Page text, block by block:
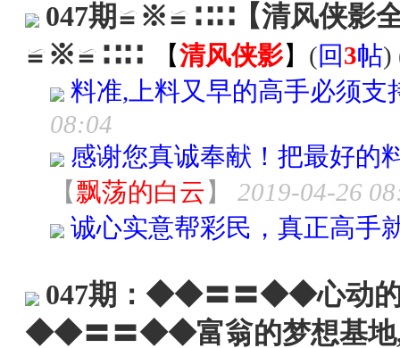
047期≌※≌∷∷【清风侠影
≌※≌∷∷
【清风侠影】 (回3帖)
料准,上料又早的高手必须支
08:04
感谢您真诚奉献！把最好的
【飘荡的白云 】
2019-04-26
诚心实意帮彩民，真正高手
047期：◆◆〓〓◆◆心动
◆◆〓〓◆◆富翁的梦想基地